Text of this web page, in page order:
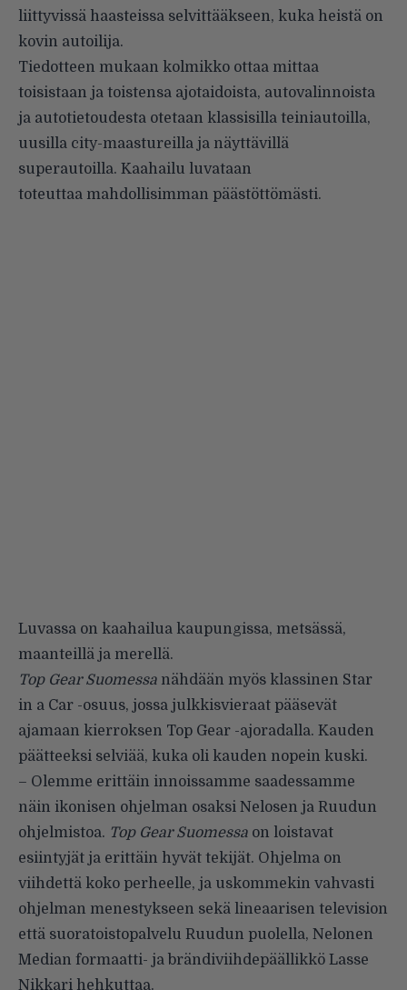
liittyvissä haasteissa selvittääkseen, kuka heistä on
kovin autoilija.
Tiedotteen mukaan kolmikko ottaa mittaa
toisistaan ja toistensa ajotaidoista, autovalinnoista
ja autotietoudesta otetaan klassisilla teiniautoilla,
uusilla city-maastureilla ja näyttävillä
superautoilla. Kaahailu luvataan
toteuttaa mahdollisimman päästöttömästi.
Luvassa on kaahailua kaupungissa, metsässä,
maanteillä ja merellä.
Top Gear Suomessa nähdään myös klassinen Star
in a Car -osuus, jossa julkkisvieraat pääsevät
ajamaan kierroksen Top Gear -ajoradalla. Kauden
päätteeksi selviää, kuka oli kauden nopein kuski.
– Olemme erittäin innoissamme saadessamme
näin ikonisen ohjelman osaksi Nelosen ja Ruudun
ohjelmistoa. Top Gear Suomessa on loistavat
esiintyjät ja erittäin hyvät tekijät. Ohjelma on
viihdettä koko perheelle, ja uskommekin vahvasti
ohjelman menestykseen sekä lineaarisen television
että suoratoistopalvelu Ruudun puolella, Nelonen
Median formaatti- ja brändiviihdepäällikkö Lasse
Nikkari hehkuttaa.